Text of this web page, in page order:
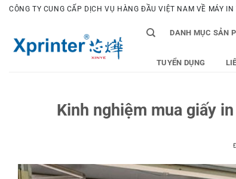
Bỏ
dung
CÔNG TY CUNG CẤP DỊCH VỤ HÀNG ĐẦU VIỆT NAM VỀ MÁY
DANH MỤC SẢN
TUYỂN DỤNG
Kinh nghiệm mua giấy